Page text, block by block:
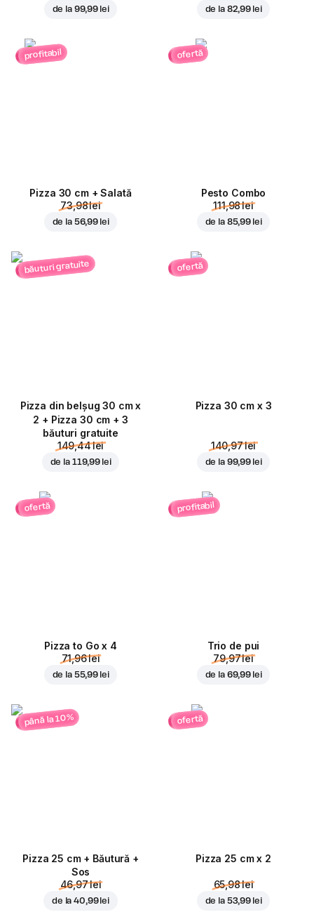
de la 99,99 lei de la 82,99 lei
profitabil
Pizza 30 cm + Salată
73,98 lei
de la 56,99 lei
ofertă
Pesto Combo
111,98 lei
de la 85,99 lei
băuturi gratuite
Pizza din belșug 30 cm x
2 + Pizza 30 cm + 3
băuturi gratuite
149,44 lei
de la 119,99 lei
ofertă
Pizza 30 cm x 3
140,97 lei
de la 99,99 lei
ofertă
Pizza to Go x 4
71,96 lei
de la 55,99 lei
profitabil
Trio de pui
79,97 lei
de la 69,99 lei
până la 10%
Pizza 25 cm + Băutură +
Sos
46,97 lei
de la40,99 lei
ofertă
Pizza 25 cm x 2
65,98 lei
de la 53,99 lei